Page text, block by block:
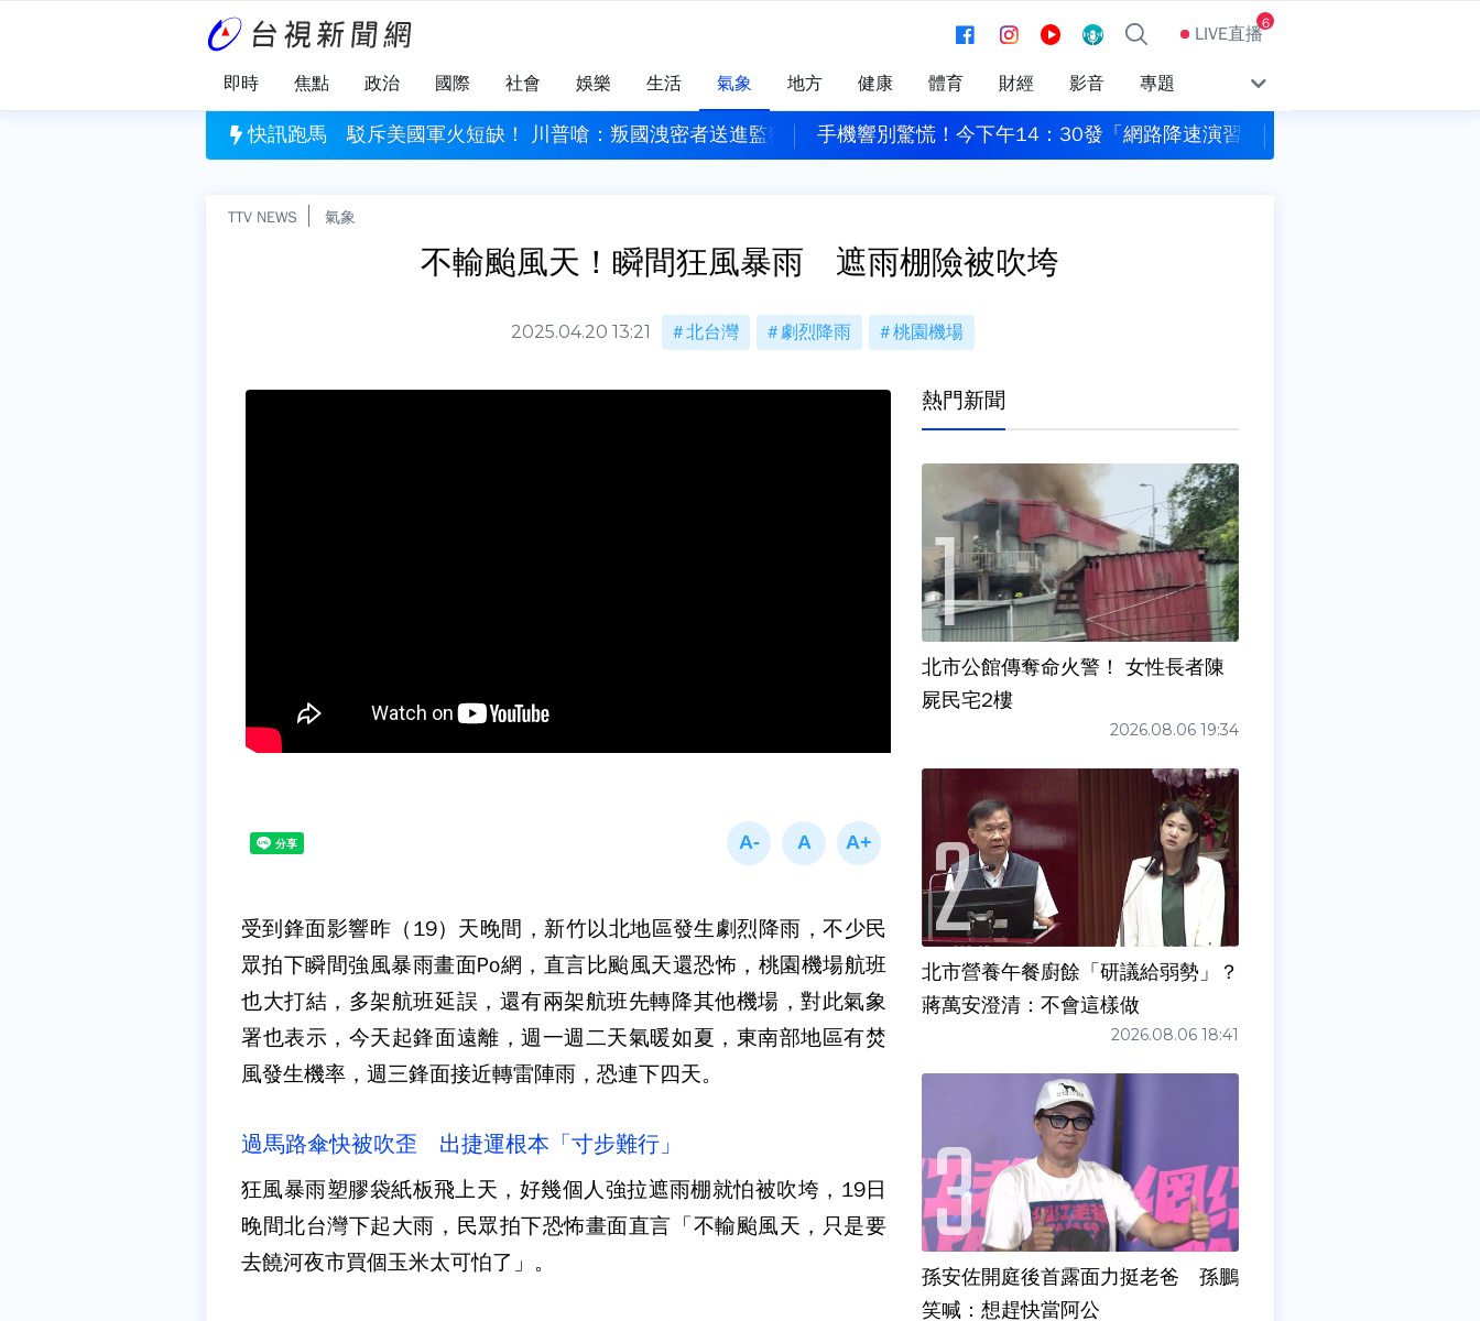
LIVE直播6
即時 焦點 政治 國際 社會 娛樂 生活 氣象 地方 健康 體育 財經 影音 專題
快訊跑馬
缺！ 川普嗆：叛國洩密者送進監獄 手機響別驚慌！今下午14：30發「網路降速演習預告」 下週正式登場打擊中國 川普宣布對半導體關鍵原料加徵15％關稅
TTV NEWS 氣象
不輸颱風天！瞬間狂風暴雨 遮雨棚險被吹垮
2025.04.20 13:21 北台灣 劇烈降雨 桃園機場
受到鋒面影響昨（19）天晚間，新竹以北地區發生劇烈降雨，不少民
眾拍下瞬間強風暴雨畫面Po網，直言比颱風天還恐怖，桃園機場航班
也大打結，多架航班延誤，還有兩架航班先轉降其他機場，對此氣象
署也表示，今天起鋒面遠離，週一週二天氣暖如夏，東南部地區有焚
風發生機率，週三鋒面接近轉雷陣雨，恐連下四天。
過馬路傘快被吹歪 出捷運根本「寸步難行」
狂風暴雨塑膠袋紙板飛上天，好幾個人強拉遮雨棚就怕被吹垮，19日
晚間北台灣下起大雨，民眾拍下恐怖畫面直言「不輸颱風天，只是要
去饒河夜市買個玉米太可怕了」。
熱門新聞
北市公館傳奪命火警！ 女性長者陳
屍民宅2樓
2026.08.06 19:34
北市營養午餐廚餘「研議給弱勢」？
蔣萬安澄清：不會這樣做
2026.08.06 18:41
孫安佐開庭後首露面力挺老爸 孫鵬
笑喊：想趕快當阿公